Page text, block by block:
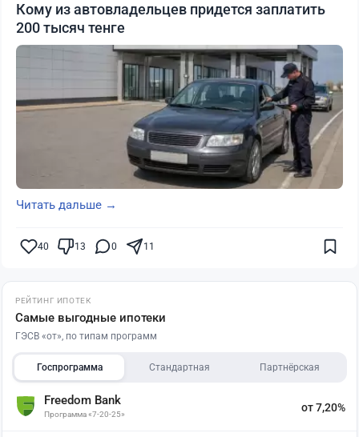
Кому из автовладельцев придется заплатить
200 тысяч тенге
Читать дальше →
40 13 0 11
РЕЙТИНГ ИПОТЕК
Самые выгодные ипотеки
ГЭСВ «от», по типам программ
Госпрограмма Стандартная Партнёрская
Freedom Bank
Программа «7-20-25»
от 7,20%